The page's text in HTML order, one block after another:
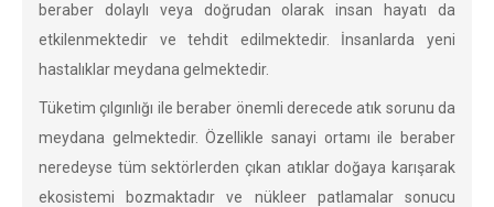
beraber dolaylı veya doğrudan olarak insan hayatı da
etkilenmektedir ve tehdit edilmektedir. İnsanlarda yeni
hastalıklar meydana gelmektedir.
Tüketim çılgınlığı ile beraber önemli derecede atık sorunu da
meydana gelmektedir. Özellikle sanayi ortamı ile beraber
neredeyse tüm sektörlerden çıkan atıklar doğaya karışarak
ekosistemi bozmaktadır ve nükleer patlamalar sonucu